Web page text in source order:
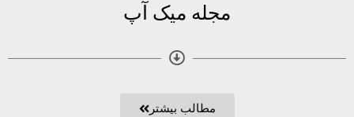
مجله میک آپ
مطالب بیشتر